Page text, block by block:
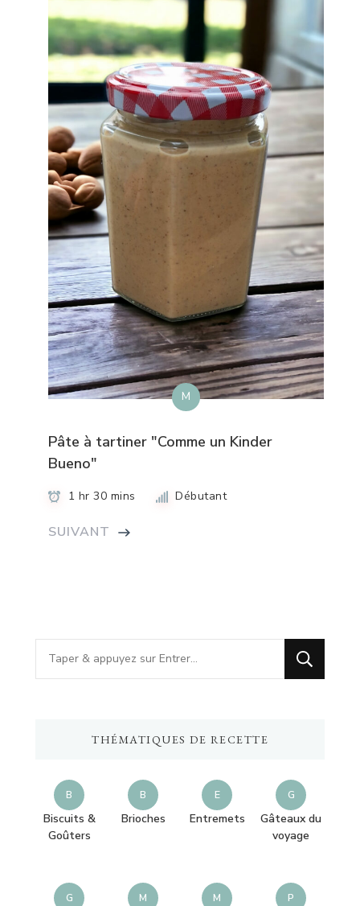
M
Pâte à tartiner "Comme un Kinder
Bueno"
1 hr 30 mins Débutant
SUIVANT
Vous
recherchiez
THÉMATIQUES DE RECETTE
B
Biscuits &
Goûters
B
Brioches
E
Entremets
G
Gâteaux du
voyage
G M M P